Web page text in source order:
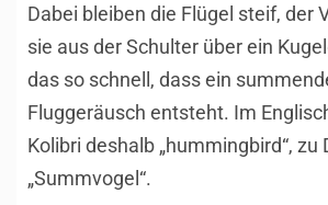
Dabei bleiben die Flügel steif, der
sie aus der Schulter über ein
das so schnell, dass ein
Fluggeräusch entsteht. Im
Kolibri deshalb „hummingbird“, zu
„Summvogel“.